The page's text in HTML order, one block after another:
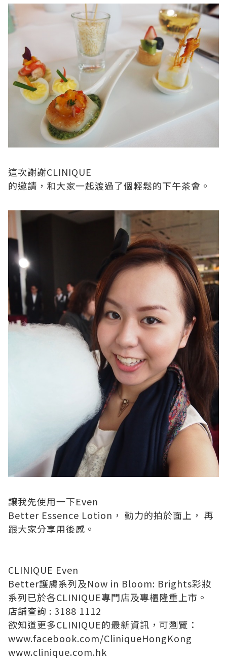
這次謝謝CLINIQUE
的邀請 ，和大家一起渡過了個輕鬆的下午茶會。
讓我先使用一下Even
Better Essence Lotion ， 勤力的拍於面 上， 再
跟大家分享用後感。
CLINIQUE Even
Better護膚系列及Now in Bloom: Brights彩妝
系列已於各CLINIQUE專門店及專櫃隆重上市 。
店舖查詢 : 3188 1112
欲知道更多CLINIQUE的最新資訊 ，可瀏覽：
www.facebook.com/CliniqueHongKong
www.clinique.com.hk